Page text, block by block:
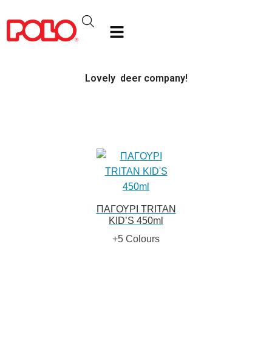
Lovely deer company!
ΠΑΓΟΥΡΙ TRITAN
KID’S 450ml
+5 Colours